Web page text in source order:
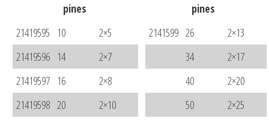
pines
21419595 10
2×5
21419596 14
2×7
21419597 16
2×8
21419598 20 2×10
pines
2141599 26
2×13
34
2×17
40
2×20
50
2×25